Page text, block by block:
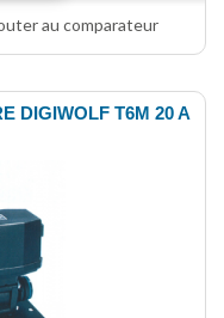
au comparateur
DIGIWOLF T6M 20 A